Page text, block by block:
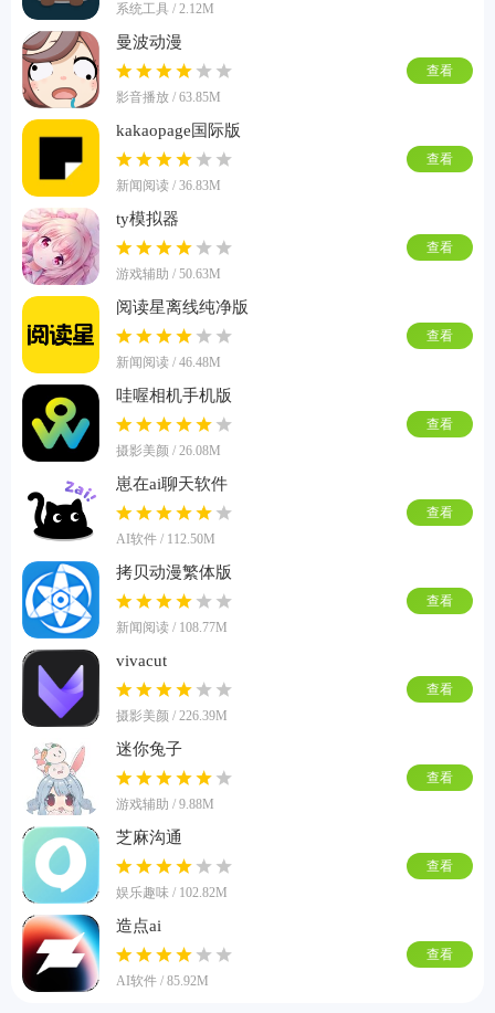
系统工具 / 2.12M
曼波动漫
影音播放 / 63.85M
查看
kakaopage国际版
新闻阅读 / 36.83M
查看
ty模拟器
游戏辅助 / 50.63M
查看
阅读星离线纯净版
新闻阅读 / 46.48M
查看
哇喔相机手机版
摄影美颜 / 26.08M
查看
崽在ai聊天软件
AI软件 / 112.50M
查看
拷贝动漫繁体版
新闻阅读 / 108.77M
查看
vivacut
摄影美颜 / 226.39M
查看
迷你兔子
游戏辅助 / 9.88M
查看
芝麻沟通
娱乐趣味 / 102.82M
查看
造点ai
AI软件 / 85.92M
查看